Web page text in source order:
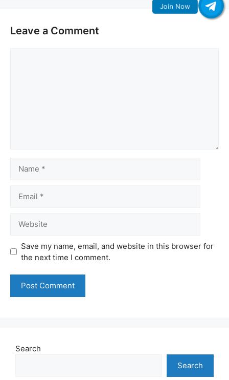
Leave a Comment
Save my name, email, and website in this browser for
the next time I comment.
Search
Search